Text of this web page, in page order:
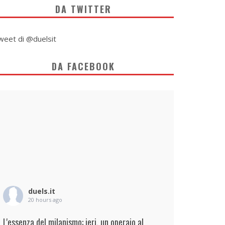
DA TWITTER
di @duelsit
DA FACEBOOK
duels.it
20 hours ago
L'essenza del milanismo: ieri, un operaio al